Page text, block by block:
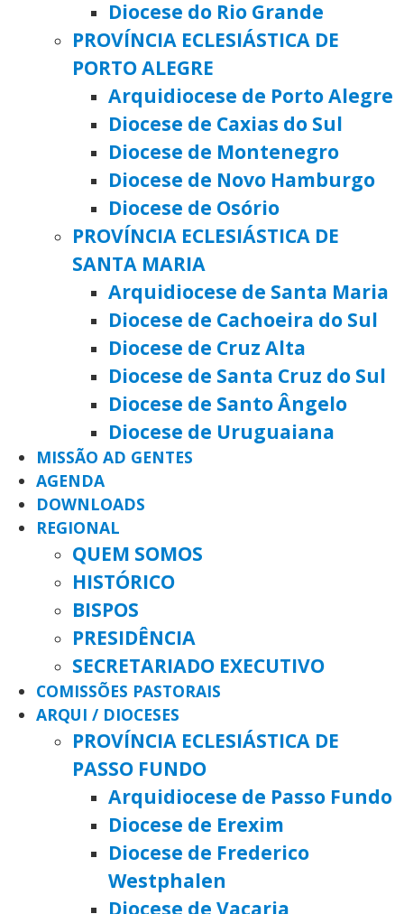
Diocese do Rio Grande
PROVÍNCIA ECLESIÁSTICA DE
PORTO ALEGRE
Arquidiocese de Porto Alegre
Diocese de Caxias do Sul
Diocese de Montenegro
Diocese de Novo Hamburgo
Diocese de Osório
PROVÍNCIA ECLESIÁSTICA DE
SANTA MARIA
Arquidiocese de Santa Maria
Diocese de Cachoeira do Sul
Diocese de Cruz Alta
Diocese de Santa Cruz do Sul
Diocese de Santo Ângelo
Diocese de Uruguaiana
MISSÃO AD GENTES
AGENDA
DOWNLOADS
REGIONAL
QUEM SOMOS
HISTÓRICO
BISPOS
PRESIDÊNCIA
SECRETARIADO EXECUTIVO
COMISSÕES PASTORAIS
ARQUI / DIOCESES
PROVÍNCIA ECLESIÁSTICA DE
PASSO FUNDO
Arquidiocese de Passo Fundo
Diocese de Erexim
Diocese de Frederico
Westphalen
Diocese de Vacaria